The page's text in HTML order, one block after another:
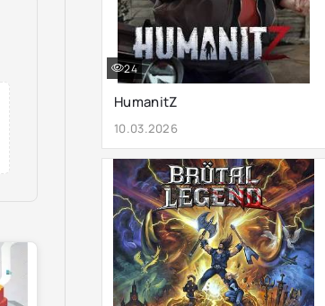
HumanitZ
10.03.2026
24